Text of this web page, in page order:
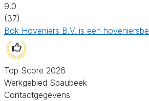
9.0
(37)
Bok Hoveniers B.V. is een
Top Score 2026
Werkgebied Spaubeek
Contactgegevens